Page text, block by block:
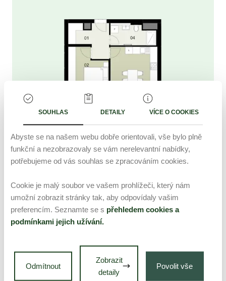
SOUHLAS DETAILY VÍCE O COOKIES
Abyste se na našem webu dobře orientovali, vše bylo plně
funkční a nezobrazovaly se vám nerelevantní nabídky,
potřebujeme od vás souhlas se zpracováním cookies.
Cookie je malý soubor ve vašem prohlížeči, který nám
umožní zobrazit stránky tak, aby odpovídaly vašim
preferencím. Seznamte se s přehledem cookies a
podmínkami jejich užívání.
Odmítnout
Zobrazit
detaily
Povolit vše
Volný
10 148 538 Kč
EMV203